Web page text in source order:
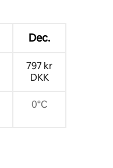
Dec.
797 kr
DKK
0°C